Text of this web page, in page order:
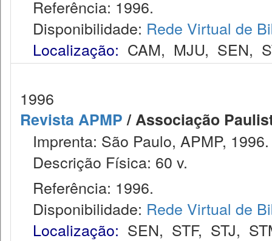
Referência: 1996.
Disponibilidade: Rede Virtual de
Localização: CAM, MJU, SEN,
1996
Revista APMP/ Associação
Imprenta: São Paulo, APMP, 1996.
Descrição Física: 60 v.
Referência: 1996.
Disponibilidade: Rede Virtual de
Localização: SEN, STF, STJ,